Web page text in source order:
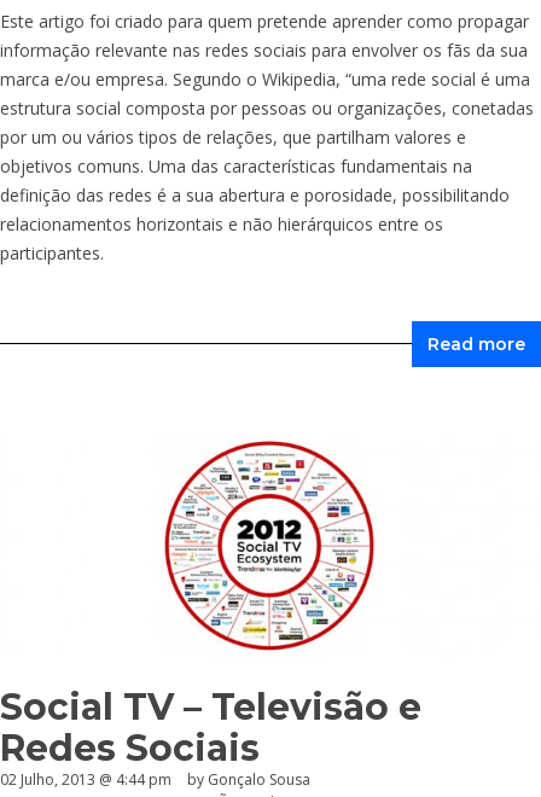
Este artigo foi criado para quem pretende aprender como propagar
informação relevante nas redes sociais para envolver os fãs da sua
marca e/ou empresa. Segundo o Wikipedia, “uma rede social é uma
estrutura social composta por pessoas ou organizações, conetadas
por um ou vários tipos de relações, que partilham valores e
objetivos comuns. Uma das características fundamentais na
definição das redes é a sua abertura e porosidade, possibilitando
relacionamentos horizontais e não hierárquicos entre os
participantes.
Read more
Social TV – Televisão e
Redes Sociais
02 Julho, 2013 @ 4:44 pm by Gonçalo Sousa